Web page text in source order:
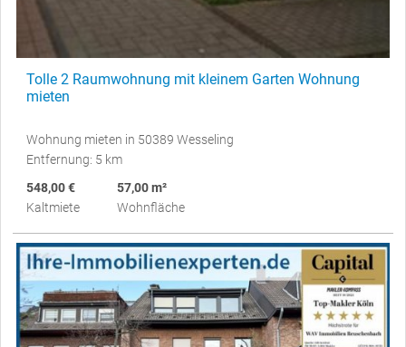
Tolle 2 Raumwohnung mit kleinem Garten Wohnung
mieten
Wohnung mieten in 50389 Wesseling
Entfernung: 5 km
548,00 €
Kaltmiete
57,00 m²
Wohnfläche